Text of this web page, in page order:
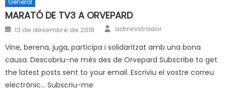
General
MARATÓ DE TV3 A ORVEPARD
Posted
on
13 de desembre de 2018 Author
administrador
Vine, berena, juga, participa i solidaritzat amb una bona
causa. Descobriu-ne més des de Orvepard Subscribe to get
the latest posts sent to your email. Escriviu el vostre correu
electrònic… Subscriu-me